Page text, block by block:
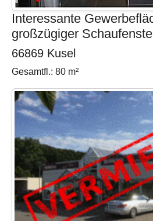
Interessante
großzügiger
66869 Kusel
Gesamtfl.: 80 m²